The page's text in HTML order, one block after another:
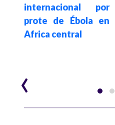
internacional por
prote de Ébola en
Africa central
‹